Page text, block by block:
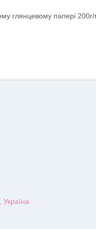
глянцевому папері
Україна